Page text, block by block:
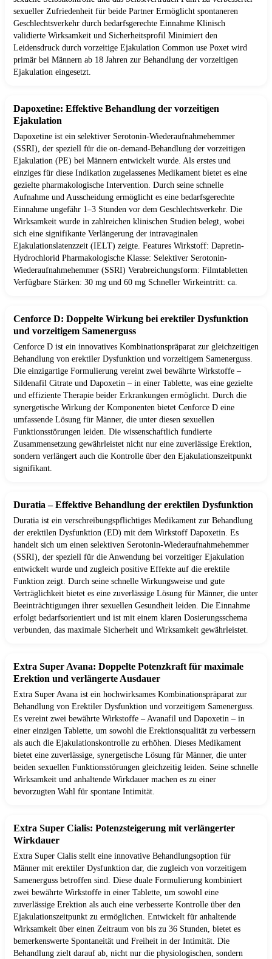
sexueller Zufriedenheit für beide Partner Ermöglicht spontaneren
Geschlechtsverkehr durch bedarfsgerechte Einnahme Klinisch
validierte Wirksamkeit und Sicherheitsprofil Minimiert den
Leidensdruck durch vorzeitige Ejakulation Common use Poxet wird
primär bei Männern ab 18 Jahren zur Behandlung der vorzeitigen
Ejakulation eingesetzt.
Dapoxetine: Effektive Behandlung der vorzeitigen
Ejakulation
Dapoxetine ist ein selektiver Serotonin-Wiederaufnahmehemmer
(SSRI), der speziell für die on-demand-Behandlung der vorzeitigen
Ejakulation (PE) bei Männern entwickelt wurde. Als erstes und
einziges für diese Indikation zugelassenes Medikament bietet es eine
gezielte pharmakologische Intervention. Durch seine schnelle
Aufnahme und Ausscheidung ermöglicht es eine bedarfsgerechte
Einnahme ungefähr 1–3 Stunden vor dem Geschlechtsverkehr. Die
Wirksamkeit wurde in zahlreichen klinischen Studien belegt, wobei
sich eine signifikante Verlängerung der intravaginalen
Ejakulationslatenzzeit (IELT) zeigte. Features Wirkstoff: Dapretin-
Hydrochlorid Pharmakologische Klasse: Selektiver Serotonin-
Wiederaufnahmehemmer (SSRI) Verabreichungsform: Filmtabletten
Verfügbare Stärken: 30 mg und 60 mg Schneller Wirkeintritt: ca.
Cenforce D: Doppelte Wirkung bei erektiler Dysfunktion
und vorzeitigem Samenerguss
Cenforce D ist ein innovatives Kombinationspräparat zur gleichzeitigen
Behandlung von erektiler Dysfunktion und vorzeitigem Samenerguss.
Die einzigartige Formulierung vereint zwei bewährte Wirkstoffe –
Sildenafil Citrate und Dapoxetin – in einer Tablette, was eine gezielte
und effiziente Therapie beider Erkrankungen ermöglicht. Durch die
synergetische Wirkung der Komponenten bietet Cenforce D eine
umfassende Lösung für Männer, die unter diesen sexuellen
Funktionsstörungen leiden. Die wissenschaftlich fundierte
Zusammensetzung gewährleistet nicht nur eine zuverlässige Erektion,
sondern verlängert auch die Kontrolle über den Ejakulationszeitpunkt
signifikant.
Duratia – Effektive Behandlung der erektilen Dysfunktion
Duratia ist ein verschreibungspflichtiges Medikament zur Behandlung
der erektilen Dysfunktion (ED) mit dem Wirkstoff Dapoxetin. Es
handelt sich um einen selektiven Serotonin-Wiederaufnahmehemmer
(SSRI), der speziell für die Anwendung bei vorzeitiger Ejakulation
entwickelt wurde und zugleich positive Effekte auf die erektile
Funktion zeigt. Durch seine schnelle Wirkungsweise und gute
Verträglichkeit bietet es eine zuverlässige Lösung für Männer, die unter
Beeinträchtigungen ihrer sexuellen Gesundheit leiden. Die Einnahme
erfolgt bedarfsorientiert und ist mit einem klaren Dosierungsschema
verbunden, das maximale Sicherheit und Wirksamkeit gewährleistet.
Extra Super Avana: Doppelte Potenzkraft für maximale
Erektion und verlängerte Ausdauer
Extra Super Avana ist ein hochwirksames Kombinationspräparat zur
Behandlung von Erektiler Dysfunktion und vorzeitigem Samenerguss.
Es vereint zwei bewährte Wirkstoffe – Avanafil und Dapoxetin – in
einer einzigen Tablette, um sowohl die Erektionsqualität zu verbessern
als auch die Ejakulationskontrolle zu erhöhen. Dieses Medikament
bietet eine zuverlässige, synergetische Lösung für Männer, die unter
beiden sexuellen Funktionsstörungen gleichzeitig leiden. Seine schnelle
Wirksamkeit und anhaltende Wirkdauer machen es zu einer
bevorzugten Wahl für spontane Intimität.
Extra Super Cialis: Potenzsteigerung mit verlängerter
Wirkdauer
Extra Super Cialis stellt eine innovative Behandlungsoption für
Männer mit erektiler Dysfunktion dar, die zugleich von vorzeitigem
Samenerguss betroffen sind. Diese duale Formulierung kombiniert
zwei bewährte Wirkstoffe in einer Tablette, um sowohl eine
zuverlässige Erektion als auch eine verbesserte Kontrolle über den
Ejakulationszeitpunkt zu ermöglichen. Entwickelt für anhaltende
Wirksamkeit über einen Zeitraum von bis zu 36 Stunden, bietet es
bemerkenswerte Spontaneität und Freiheit in der Intimität. Die
Behandlung zielt darauf ab, nicht nur die physiologischen, sondern